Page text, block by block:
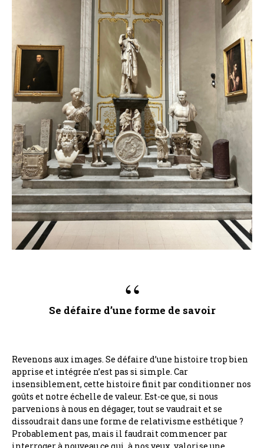
Se défaire d’une forme de savoir
Revenons aux images. Se défaire d’une histoire trop bien
apprise et intégrée n’est pas si simple. Car
insensiblement, cette histoire finit par conditionner nos
goûts et notre échelle de valeur. Est-ce que, si nous
parvenions à nous en dégager, tout se vaudrait et se
dissoudrait dans une forme de relativisme esthétique ?
Probablement pas, mais il faudrait commencer par
interroger à nouveau ce qui, à nos yeux, valorise une